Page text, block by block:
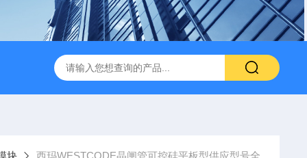
块 西玛WESTCODE晶闸管可控硅平板型供应型号全